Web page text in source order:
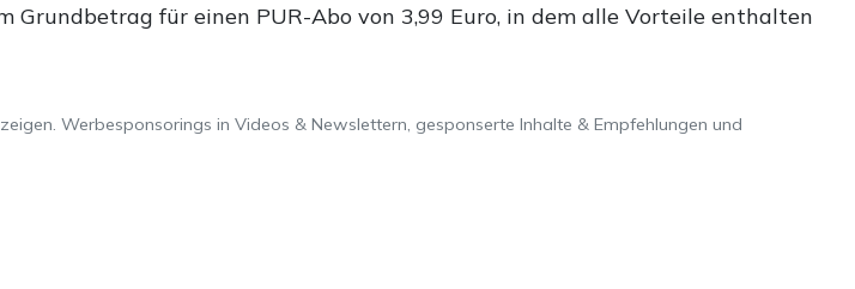
Grundbetrag für einen PUR-Abo von 3,99 Euro, in dem alle Vorteile enthalten
Werbesponsorings in Videos & Newslettern, gesponserte Inhalte & Empfehlungen und